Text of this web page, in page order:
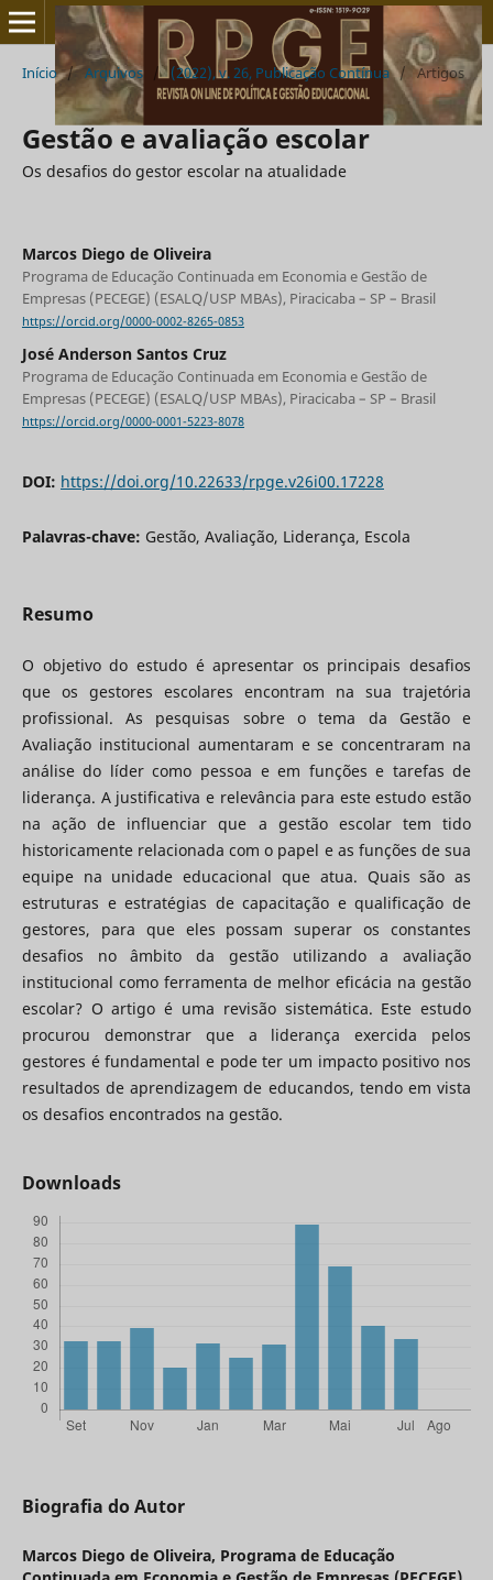
Início / Arquivos / (2022), v. 26, Publicação Contínua / Artigos
Gestão e avaliação escolar
Os desafios do gestor escolar na atualidade
Marcos Diego de Oliveira
Programa de Educação Continuada em Economia e Gestão de
Empresas (PECEGE) (ESALQ/USP MBAs), Piracicaba – SP – Brasil
https://orcid.org/0000-0002-8265-0853
José Anderson Santos Cruz
Programa de Educação Continuada em Economia e Gestão de
Empresas (PECEGE) (ESALQ/USP MBAs), Piracicaba – SP – Brasil
https://orcid.org/0000-0001-5223-8078
DOI: https://doi.org/10.22633/rpge.v26i00.17228
Palavras-chave: Gestão, Avaliação, Liderança, Escola
Resumo
O objetivo do estudo é apresentar os principais desafios
que os gestores escolares encontram na sua trajetória
profissional. As pesquisas sobre o tema da Gestão e
Avaliação institucional aumentaram e se concentraram na
análise do líder como pessoa e em funções e tarefas de
liderança. A justificativa e relevância para este estudo estão
na ação de influenciar que a gestão escolar tem tido
historicamente relacionada com o papel e as funções de sua
equipe na unidade educacional que atua. Quais são as
estruturas e estratégias de capacitação e qualificação de
gestores, para que eles possam superar os constantes
desafios no âmbito da gestão utilizando a avaliação
institucional como ferramenta de melhor eficácia na gestão
escolar? O artigo é uma revisão sistemática. Este estudo
procurou demonstrar que a liderança exercida pelos
gestores é fundamental e pode ter um impacto positivo nos
resultados de aprendizagem de educandos, tendo em vista
os desafios encontrados na gestão.
Downloads
Biografia do Autor
Marcos Diego de Oliveira, Programa de Educação